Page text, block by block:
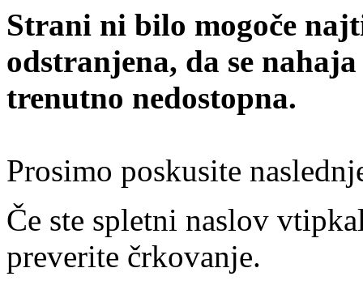
Strani ni bilo mogoče
odstranjena, da se
trenutno nedostopna.
Prosimo poskusite
Če ste spletni naslov
preverite črkovanje.